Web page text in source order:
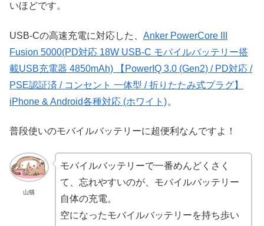
いほどです。
USB-Cの高速充電に対応した、 Anker PowerCore III
Fusion 5000(PD対応 18W USB-C モバイルバッテリー搭
載USB充電器 4850mAh) 【PowerIQ 3.0 (Gen2) / PD対応 /
PSE認証済 / コンセント 一体型 / 折りたたみ式プラグ】
iPhone & Android各種対応 (ホワイト)。
普段使いのモバイルバッテリーに超便利なんですよ！
山猫
モバイルバッテリーで一番めんどくさく
て、忘れやすいのが、モバイルバッテリー
自体の充電。
空になったモバイルバッテリーを持ち歩い